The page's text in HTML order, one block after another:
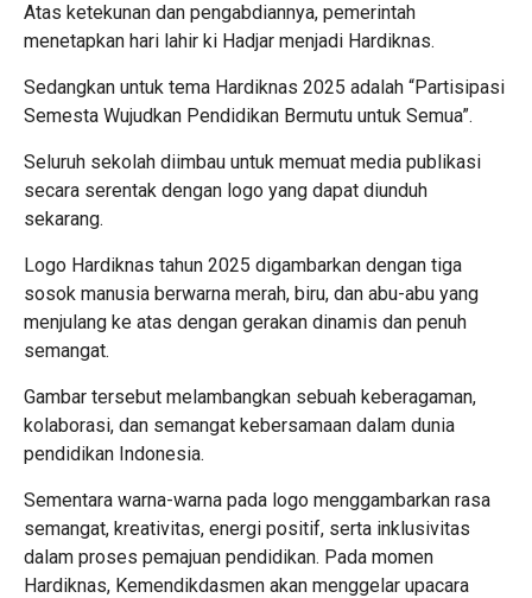
Atas ketekunan dan pengabdiannya, pemerintah
menetapkan hari lahir ki Hadjar menjadi Hardiknas.
Sedangkan untuk tema Hardiknas 2025 adalah “Partisipasi
Semesta Wujudkan Pendidikan Bermutu untuk Semua”.
Seluruh sekolah diimbau untuk memuat media publikasi
secara serentak dengan logo yang dapat diunduh
sekarang.
Logo Hardiknas tahun 2025 digambarkan dengan tiga
sosok manusia berwarna merah, biru, dan abu-abu yang
menjulang ke atas dengan gerakan dinamis dan penuh
semangat.
Gambar tersebut melambangkan sebuah keberagaman,
kolaborasi, dan semangat kebersamaan dalam dunia
pendidikan Indonesia.
Sementara warna-warna pada logo menggambarkan rasa
semangat, kreativitas, energi positif, serta inklusivitas
dalam proses pemajuan pendidikan. Pada momen
Hardiknas, Kemendikdasmen akan menggelar upacara